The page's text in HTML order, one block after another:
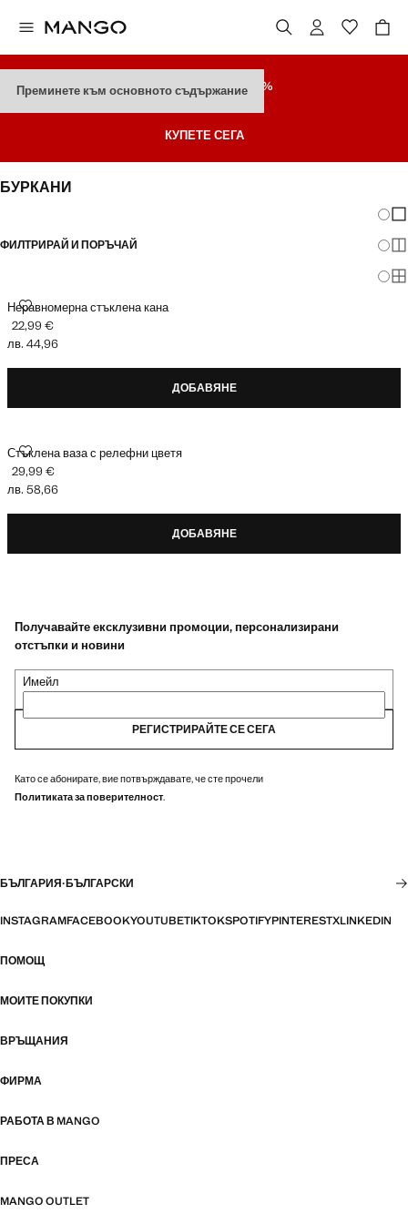
Преминете към основното съдържание
РАЗПРОДАЖБАДО 70%
КУПЕТЕ СЕГА
БУРКАНИ
ФИЛТРИРАЙ И ПОРЪЧАЙ
Неравномерна стъклена кана
НЕРАВНОМЕРНА СТЪКЛЕНА КАНА
Текуща цена [22,99 € лв. 44,96]
22,99 €
лв. 44,96
ДОБАВЯНЕ
Стъклена ваза с релефни цветя
СТЪКЛЕНА ВАЗА С РЕЛЕФНИ ЦВЕТЯ
Текуща цена [29,99 € лв. 58,66]
29,99 €
лв. 58,66
ДОБАВЯНЕ
Получавайте ексклузивни промоции, персонализирани
отстъпки и новини
Имейл
РЕГИСТРИРАЙТЕ СЕ СЕГА
Като се абонирате, вие потвърждавате, че сте прочели
Политиката за поверителност.
БЪЛГАРИЯ·БЪЛГАРСКИ
INSTAGRAMFACEBOOKYOUTUBETIKTOKSPOTIFYPINTERESTXLINKEDIN
ПОМОЩ
МОИТЕ ПОКУПКИ
ВРЪЩАНИЯ
ФИРМА
РАБОТА В MANGO
ПРЕСА
MANGO OUTLET